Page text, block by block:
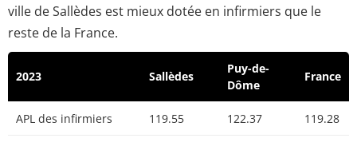
ville de Sallèdes est mieux dotée en infirmiers que le
reste de la France.
2023 Sallèdes
Puy-de-
Dôme
France
APL des infirmiers 119.55 122.37 119.28